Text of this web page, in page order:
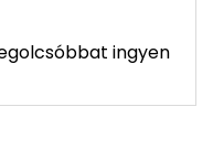
ingyen